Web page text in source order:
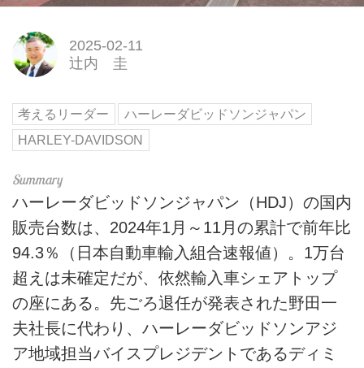
2025-02-11
辻内 圭
考えるリーダー
ハーレーダビッドソンジャパン
HARLEY-DAVIDSON
ハーレーダビッドソンジャパン（HDJ）の国内
販売台数は、2024年1月～11月の累計で前年比
94.3％（日本自動車輸入組合速報値）。1万台
超えは未確定だが、依然輸入車シェアトップ
の座にある。先ごろ退任が発表された野田一
夫社長に代わり、ハーレーダビッドソンアジ
ア地域担当バイスプレジデントであるディミ